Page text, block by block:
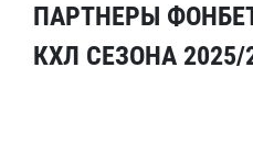
ПАРТНЕРЫ
КХЛ СЕЗОНА 2025/